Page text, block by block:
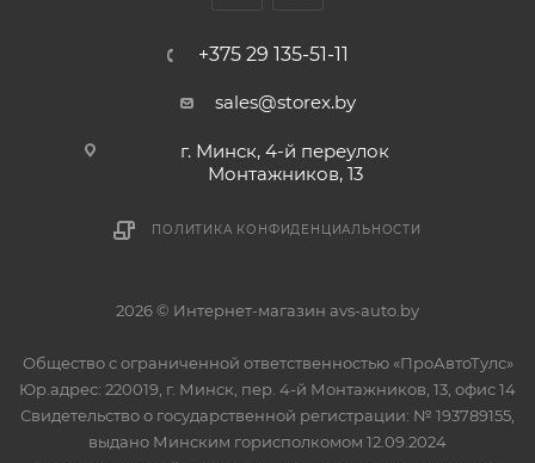
+375 29 135-51-11
sales@storex.by
г. Минск, 4-й переулок
Монтажников, 13
ПОЛИТИКА КОНФИДЕНЦИАЛЬНОСТИ
2026 © Интернет-магазин avs-auto.by
Общество с ограниченной ответственностью «ПроАвтоТулс»
Юр.адрес: 220019, г. Минск, пер. 4-й Монтажников, 13, офис 14
Свидетельство о государственной регистрации: № 193789155,
выдано Минским горисполкомом 12.09.2024